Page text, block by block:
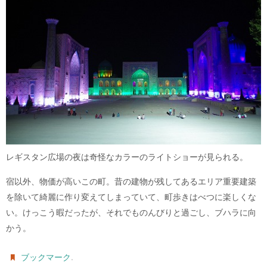
レギスタン広場の夜は奇怪なカラーのライトショーが見られる。
宿以外、物価が高いこの町。昔の建物が残してあるエリア重要建築
を除いて綺麗に作り変えてしまっていて、町歩きはべつに楽しくな
い。けっこう暇だったが、それでものんびりと過ごし、ブハラに向
かう。
ブックマーク.